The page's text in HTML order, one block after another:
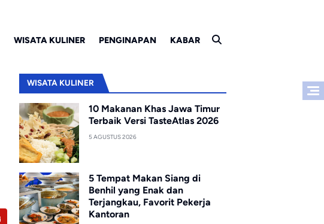
WISATA KULINER PENGINAPAN KABAR
WISATA KULINER
10 Makanan Khas Jawa Timur
Terbaik Versi TasteAtlas 2026
5 AGUSTUS 2026
5 Tempat Makan Siang di
Benhil yang Enak dan
Terjangkau, Favorit Pekerja
Kantoran